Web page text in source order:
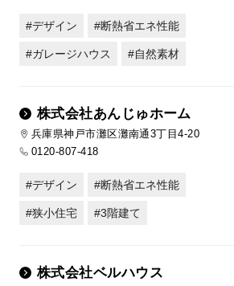
デザイン 断熱省エネ性能
ガレージハウス 自然素材
株式会社あんじゅホーム
兵庫県神戸市灘区灘南通3丁目4-20
0120-807-418
デザイン 断熱省エネ性能
狭小住宅 3階建て
株式会社ベルハウス